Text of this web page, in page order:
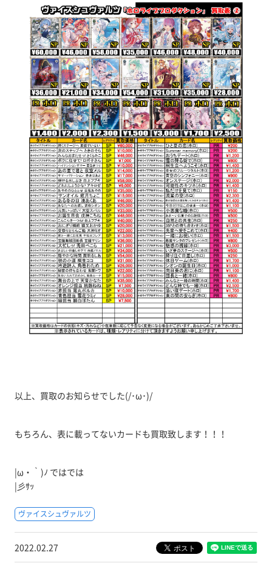
以上、買取のお知らせでした(/･ω･)/
もちろん、表に載ってないカードも買取致します！！！
|ω・｀)ﾉ ではでは
|彡ｻｯ
ヴァイスシュヴァルツ
2022.02.27